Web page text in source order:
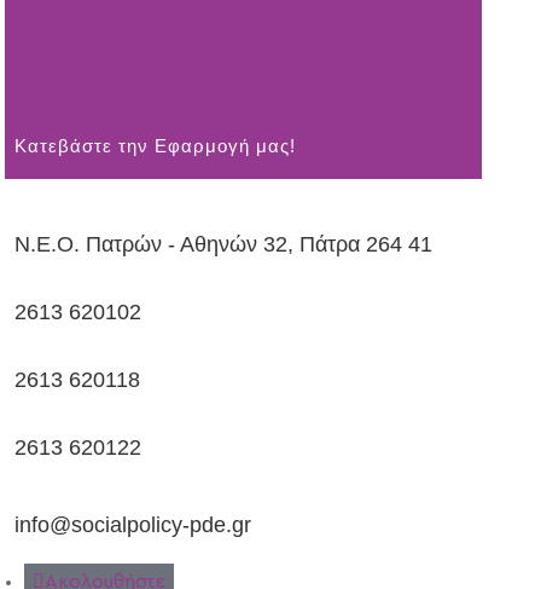
Kατεβάστε την Εφαρμογή μας!
Ν.Ε.Ο. Πατρών - Αθηνών 32, Πάτρα 264 41
2613 620102
2613 620118
2613 620122
info@socialpolicy-pde.gr
Ακολουθήστε